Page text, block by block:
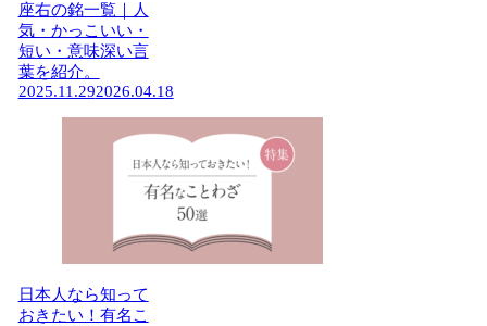
座右の銘一覧｜人
気・かっこいい・
短い・意味深い言
葉を紹介。
2025.11.292026.04.18
日本人なら知って
おきたい！有名こ